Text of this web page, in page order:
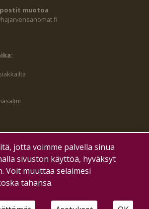
muotoa
jotta voimme palvella sinua
sivuston käyttöä, hyväksyt
Voit muuttaa selaimesi
tahansa.